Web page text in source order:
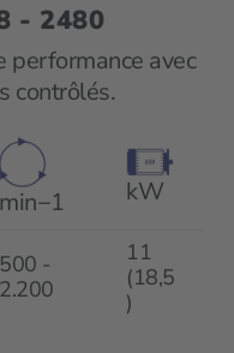
- 2480
performance avec
contrôlés.
min−1 kW
500 -
2.200
11
(18,5
)